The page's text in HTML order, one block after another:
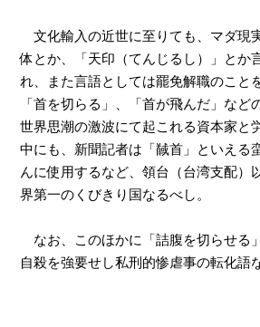
文化輸入の近世に至りても、マダ現
体とか、「天印（てんじるし）」とか
れ、また言語としては罷免解職のこと
「首を切らる」、「首が飛んだ」など
世界思潮の激波にて起これる資本家と
中にも、新聞記者は「馘首」といえる
んに使用するなど、領台（台湾支配）
界第一のくびきり国なるべし。
なお、このほかに「詰腹を切らせる
自殺を強要せし私刑的惨虐事の転化語